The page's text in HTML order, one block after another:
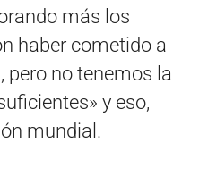
más los
haber cometido a
pero no tenemos la
y eso,
mundial.